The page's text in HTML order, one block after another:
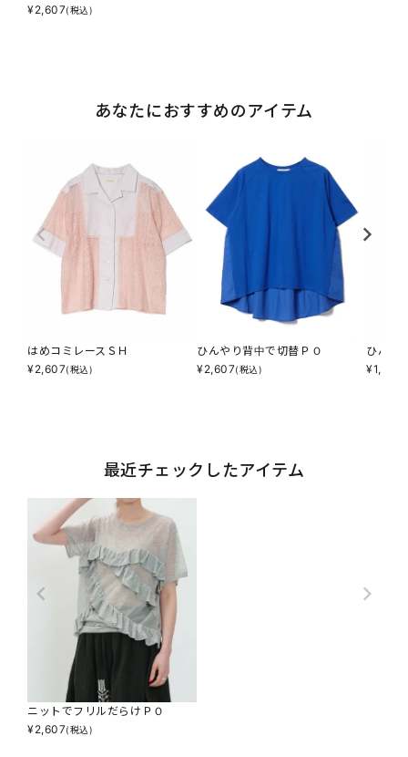
¥2,607(税込)
あなたにおすすめのアイテム
はめコミレースＳＨ
¥2,607(税込)
ひんやり背中で切替ＰＯ
¥2,607(税込)
ひんや
¥1,617
最近チェックしたアイテム
ニットでフリルだらけＰＯ
¥2,607(税込)